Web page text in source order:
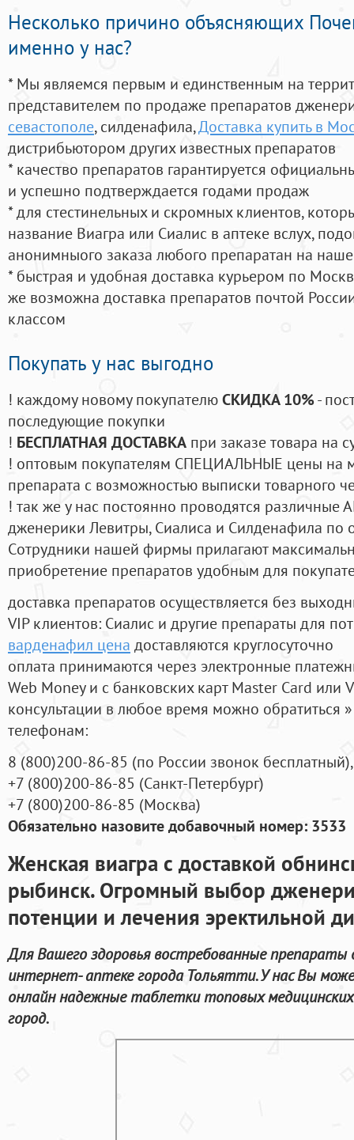
Несколько причино объясняющих
именно у нас?
* Мы являемся первым и единственным на
представителем по продаже препаратов
севастополе, силденафила,Доставка купить в
дистрибьютором других известных препаратов
* качество препаратов гарантируется
и успешно подтверждается годами продаж
* для стестинельных и скромных клиентов,
название Виагра или Сиалис в аптеке вслух,
анонимныого заказа любого препаратан на
* быстрая и удобная доставка курьером по
же возможна доставка препаратов почтой
классом
Покупать у нас выгодно
! каждому новому покупателюСКИДКА 10%-
последующие покупки
! БЕСПЛАТНАЯ ДОСТАВКА при заказе товара на
! оптовым покупателям СПЕЦИАЛЬНЫЕ цены на
препарата с возможностью выписки товарного
! так же у нас постоянно проводятся
дженерики Левитры, Сиалиса и Силденафила по
Cотрудники нашей фирмы прилагают
приобретение препаратов удобным для
доставка препаратов осуществляется без
VIP клиентов: Сиалис и другие препараты для
варденафил цена доставляются круглосуточно
оплата принимаются через электронные
Web Money и с банковских карт Master Card или
консультации в любое время можно обратиться
телефонам:
8 (800)200-86-85 (по России звонок бесплатный),
+7 (800)200-86-85 (Санкт-Петербург)
+7 (800)200-86-85 (Москва)
Обязательно назовите добавочный номер: 3533
Женская виагра с доставкой
рыбинск. Огромный выбор
потенции и лечения эректильной
Для Вашего здоровья востребованные
интернет- аптеке города Тольятти. У нас Вы
онлайн надежные таблетки топовых
город.